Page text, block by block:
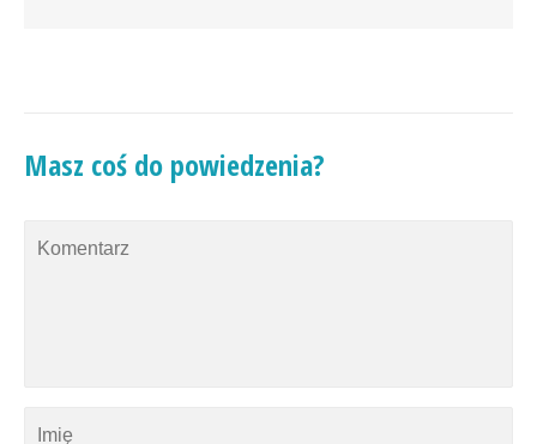
Masz coś do powiedzenia?